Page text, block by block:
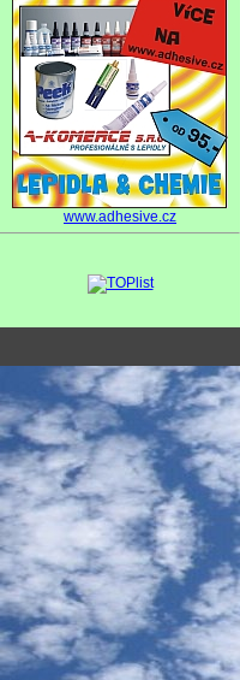
www.adhesive.cz